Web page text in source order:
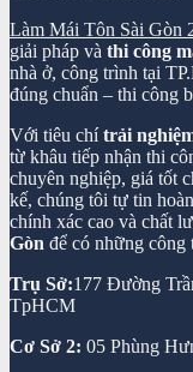
Làm Mái Tôn Sài Gòn
giải pháp và thi công
nhà ở, công trình tại
đúng chuẩn – thi công
Với tiêu chítrải
từ khâu tiếp nhận thi
chuyên nghiệp, giá tốt
kế, chúng tôi tự tin
chính xác cao và chất
Gòn để có những công
Trụ Sở:177 Đường
TpHCM
Cơ Sở 2: 05 Phùng